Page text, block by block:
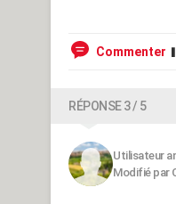
Commenter
RÉPONSE 3 / 5
Utilisateur
Modifié par